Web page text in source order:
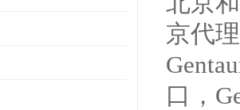
京代
口，